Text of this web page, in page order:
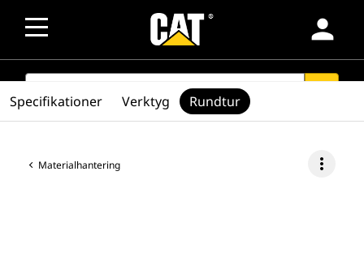
person
SEARCH
Materialhantering more_vert
Specifikationer Verktyg Rundtur